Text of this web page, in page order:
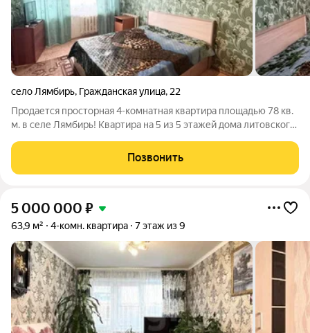
село Лямбирь, Гражданская улица, 22
Продается просторная 4-комнатная квартира площадью 78 кв.
м. в селе Лямбирь! Квартира на 5 из 5 этажей дома литовского
требует вложений. На потолке полипропиленовая плитка, что
создает
Позвонить
5 000 000 ₽
63,9 м² 4-комн. квартира 7 этаж из 9